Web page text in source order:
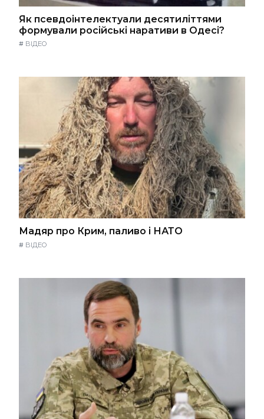
Як псевдоінтелектуали десятиліттями
формували російські наративи в Одесі?
# ВІДЕО
Мадяр про Крим, паливо і НАТО
# ВІДЕО